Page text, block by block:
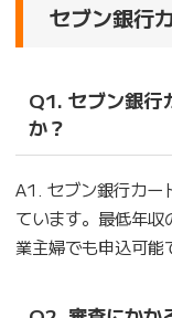
セブン銀行
Q1. セブン銀行
か？
A1. セブン銀行カー
ています。最低年
業主婦でも申込可能